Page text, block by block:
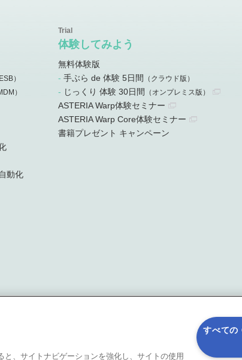
）
）
動化
体験してみよう
無料体験版
手ぶら de 体験 5日間
（クラウド版）
じっくり 体験 30日間 （オンプレミス版）
ASTERIA Warp体験セミナー
ASTERIA Warp Core体験セミナー
書籍プレゼント キャンペーン
と、サイトナビゲーションを強化し、サイトの使用
すべての